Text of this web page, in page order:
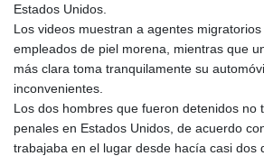
Estados Unidos.
Los videos muestran a agentes
empleados de piel morena, mientras que
más clara toma tranquilamente su
inconvenientes.
Los dos hombres que fueron detenidos no
penales en Estados Unidos, de acuerdo
trabajaba en el lugar desde hacía casi dos